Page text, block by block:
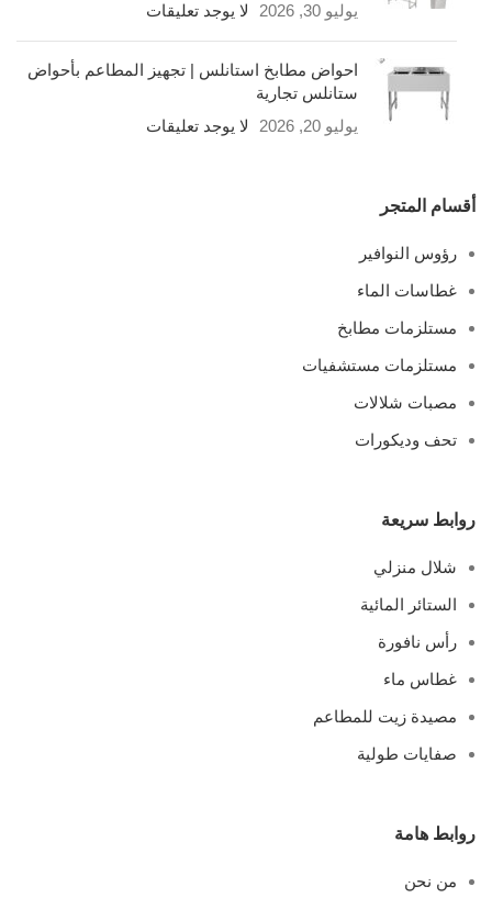
يوليو 30, 2026
لا يوجد تعليقات
احواض مطابخ استانلس | تجهيز المطاعم بأحواض
ستانلس تجارية
يوليو 20, 2026
لا يوجد تعليقات
أقسام المتجر
رؤوس النوافير
غطاسات الماء
مستلزمات مطابخ
مستلزمات مستشفيات
مصبات شلالات
تحف وديكورات
روابط سريعة
شلال منزلي
الستائر المائية
رأس نافورة
غطاس ماء
مصيدة زيت للمطاعم
صفايات طولية
روابط هامة
من نحن